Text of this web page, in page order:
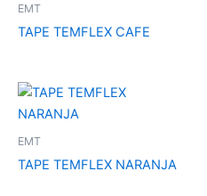
EMT
TAPE TEMFLEX CAFE
EMT
TAPE TEMFLEX NARANJA